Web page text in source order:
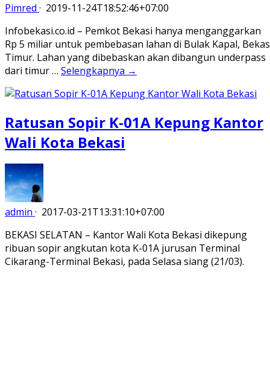
Pimred · 2019-11-24T18:52:46+07:00
Infobekasi.co.id – Pemkot Bekasi hanya menganggarkan
Rp 5 miliar untuk pembebasan lahan di Bulak Kapal,
Timur. Lahan yang dibebaskan akan dibangun underpass
dari timur … Selengkapnya →
Ratusan Sopir K-01A Kepung Kantor
Wali Kota Bekasi
admin · 2017-03-21T13:31:10+07:00
BEKASI SELATAN – Kantor Wali Kota Bekasi dikepung
ribuan sopir angkutan kota K-01A jurusan Terminal
Cikarang-Terminal Bekasi, pada Selasa siang (21/03).